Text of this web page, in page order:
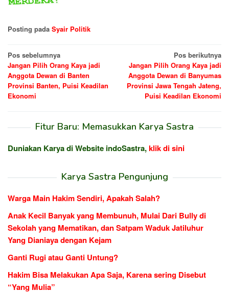
Posting pada Syair Politik
Navigasi
pos
Pos sebelumnya
Jangan Pilih Orang Kaya jadi
Anggota Dewan di Banten
Provinsi Banten, Puisi Keadilan
Ekonomi
Pos berikutnya
Jangan Pilih Orang Kaya jadi
Anggota Dewan di Banyumas
Provinsi Jawa Tengah Jateng,
Puisi Keadilan Ekonomi
Fitur Baru: Memasukkan Karya Sastra
Duniakan Karya di Website indoSastra,klik di sini
Karya Sastra Pengunjung
Warga Main Hakim Sendiri, Apakah Salah?
Anak Kecil Banyak yang Membunuh, Mulai Dari Bully di
Sekolah yang Mematikan, dan Satpam Waduk Jatiluhur
Yang Dianiaya dengan Kejam
Ganti Rugi atau Ganti Untung?
Hakim Bisa Melakukan Apa Saja, Karena sering Disebut
“Yang Mulia”